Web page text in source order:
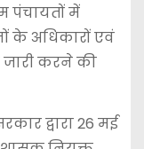
पंचायतों में
के अधिकारों एवं
जारी करने की
द्वारा 26 मई